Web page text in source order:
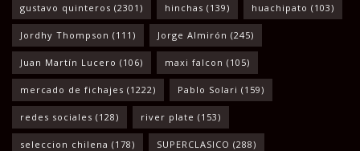
gustavo quinteros (2301) hinchas (139) huachipato (103)
Jordhy Thompson (111) Jorge Almirón (245)
Juan Martín Lucero (106) maxi falcon (105)
mercado de fichajes (1222) Pablo Solari (159)
redes sociales (128) river plate (153)
seleccion chilena (178) SUPERCLASICO (288)